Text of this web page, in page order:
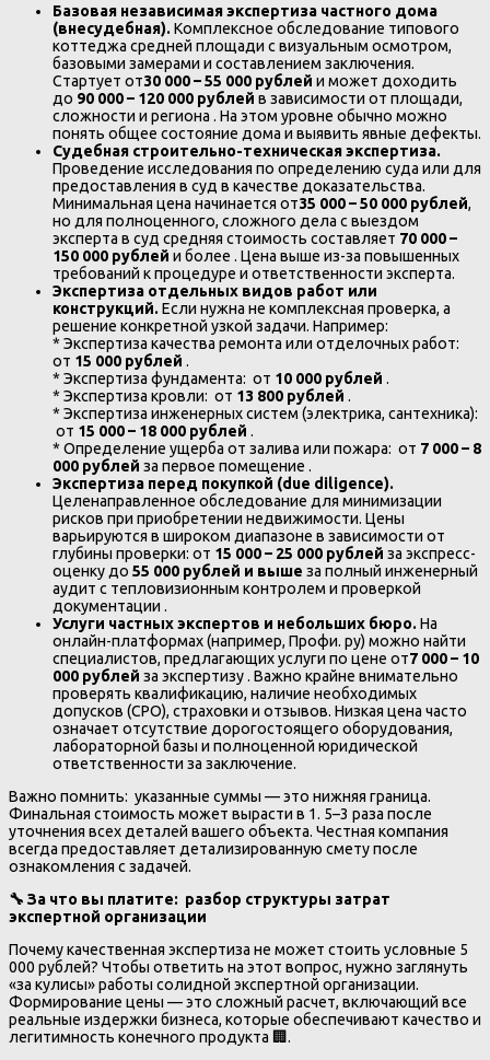
Базовая независимая экспертиза частного дома
(внесудебная).Комплексное обследование типового
коттеджа средней площади с визуальным осмотром,
базовыми замерами и составлением заключения.
Стартует от30 000 – 55 000 рублей и может доходить
до 90 000 – 120 000 рублей в зависимости от площади,
сложности и региона . На этом уровне обычно можно
понять общее состояние дома и выявить явные дефекты.
Судебная строительно-техническая экспертиза.
Проведение исследования по определению суда или для
предоставления в суд в качестве доказательства.
Минимальная цена начинается от35 000 – 50 000 рублей,
но для полноценного, сложного дела с выездом
эксперта в суд средняя стоимость составляет 70 000 –
150 000 рублей и более . Цена выше из-за повышенных
требований к процедуре и ответственности эксперта.
Экспертиза отдельных видов работ или
конструкций.Если нужна не комплексная проверка, а
решение конкретной узкой задачи. Например:
* Экспертиза качества ремонта или отделочных работ:
от 15 000 рублей .
* Экспертиза фундамента: от 10 000 рублей .
* Экспертиза кровли: от 13 800 рублей .
* Экспертиза инженерных систем (электрика, сантехника):
от 15 000 – 18 000 рублей .
* Определение ущерба от залива или пожара: от 7 000 – 8
000 рублей за первое помещение .
Экспертиза перед покупкой (due diligence).
Целенаправленное обследование для минимизации
рисков при приобретении недвижимости. Цены
варьируются в широком диапазоне в зависимости от
глубины проверки: от 15 000 – 25 000 рублей за экспресс-
оценку до 55 000 рублей и выше за полный инженерный
аудит с тепловизионным контролем и проверкой
документации .
Услуги частных экспертов и небольших бюро.На
онлайн-платформах (например, Профи. ру) можно найти
специалистов, предлагающих услуги по цене от7 000 – 10
000 рублей за экспертизу . Важно крайне внимательно
проверять квалификацию, наличие необходимых
допусков (СРО), страховки и отзывов. Низкая цена часто
означает отсутствие дорогостоящего оборудования,
лабораторной базы и полноценной юридической
ответственности за заключение.
Важно помнить: указанные суммы — это нижняя граница.
Финальная стоимость может вырасти в 1. 5–3 раза после
уточнения всех деталей вашего объекта. Честная компания
всегда предоставляет детализированную смету после
ознакомления с задачей.
🔧 За что вы платите: разбор структуры затрат
экспертной организации
Почему качественная экспертиза не может стоить условные 5
000 рублей? Чтобы ответить на этот вопрос, нужно заглянуть
«за кулисы» работы солидной экспертной организации.
Формирование цены — это сложный расчет, включающий все
реальные издержки бизнеса, которые обеспечивают качество и
легитимность конечного продукта 🏢.